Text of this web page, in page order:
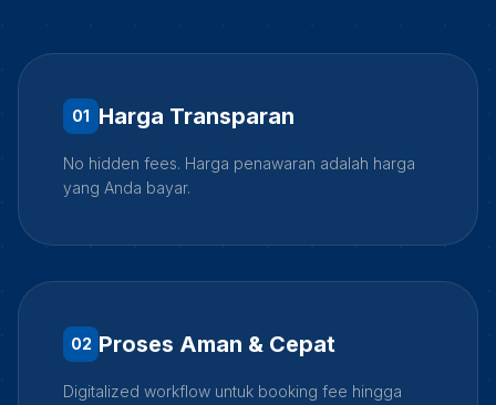
01 Harga Transparan
No hidden fees. Harga penawaran adalah harga
yang Anda bayar.
02 Proses Aman & Cepat
Digitalized workflow untuk booking fee hingga